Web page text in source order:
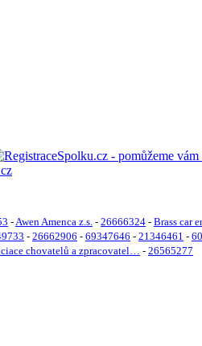
-Awen Amenca z.s. - 26666324 - Brass car
- 26662906 - 69347646 - 21346461 -
chovatelů a zpracovatel… - 26565277